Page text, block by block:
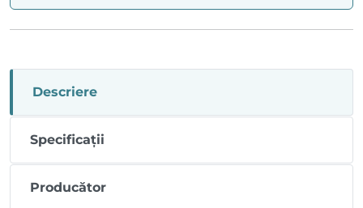
Descriere
Specificații
Producător